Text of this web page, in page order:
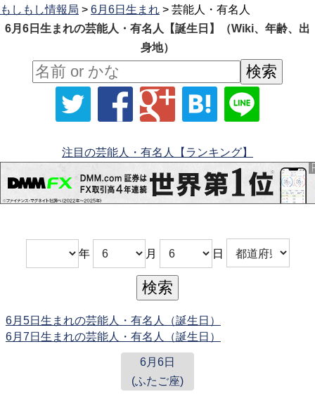
もしもし情報局 > 6月6日生まれ > 芸能人・有名人
6月6日生まれの芸能人・有名人【誕生日】（Wiki、年齢、出
身地）
注目の芸能人・有名人【ランキング】
年 月 日
6月5日生まれの芸能人・有名人（誕生日）
6月7日生まれの芸能人・有名人（誕生日）
6月6日
(ふたご座)